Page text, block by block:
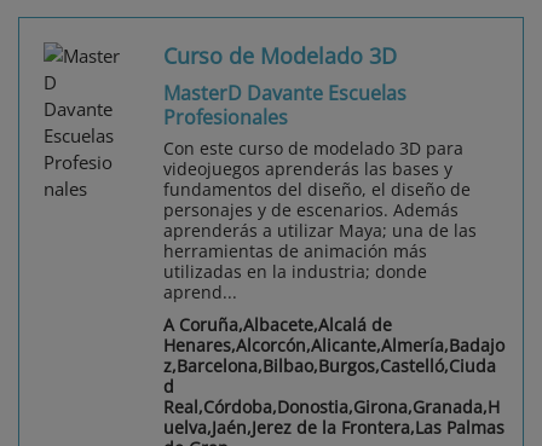
Curso de Modelado 3D
MasterD Davante Escuelas
Profesionales
Con este curso de modelado 3D para
videojuegos aprenderás las bases y
fundamentos del diseño, el diseño de
personajes y de escenarios. Además
aprenderás a utilizar Maya; una de las
herramientas de animación más
utilizadas en la industria; donde
aprend...
A Coruña,Albacete,Alcalá de
Henares,Alcorcón,Alicante,Almería,Badajo
z,Barcelona,Bilbao,Burgos,Castelló,Ciuda
d
Real,Córdoba,Donostia,Girona,Granada,H
uelva,Jaén,Jerez de la Frontera,Las Palmas